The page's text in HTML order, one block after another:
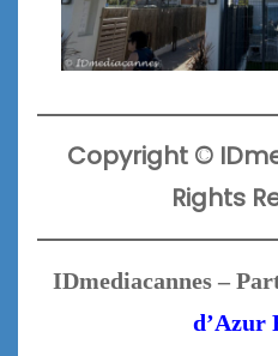
Copyright ©
Rights
IDmediacannes –
d’Azur